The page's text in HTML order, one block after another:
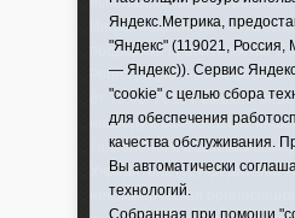
Информационная лента
поддержке правительства
Регистрационный номер
от 10.06. 2016 г. выдано
надзору в сфере связи,
технологий и массовых
Учредитель (соучредители)
некоммерческая
Яндекс.Метрика,
"Яндекс" (119021, Россия,
— Яндекс)). Сервис
"cookie" с целью сбора
для обеспечения
качества обслуживания.
Вы автоматически
технологий.
Собранная при помощи